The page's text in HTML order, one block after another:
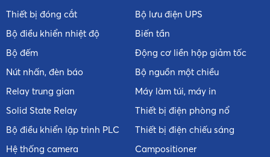
Thiết bị đóng cắt
Bộ điều khiển nhiệt độ
Bộ đếm
Nút nhấn, đèn báo
Relay trung gian
Solid State Relay
Bộ điều khiển lập trình PLC
Hệ thống camera
Bộ lưu điện UPS
Biến tần
Động cơ liền hộp giảm tốc
Bộ nguồn một chiều
Máy làm túi, máy in
Thiết bị điện phòng nổ
Thiết bị điện chiếu sáng
Campositioner